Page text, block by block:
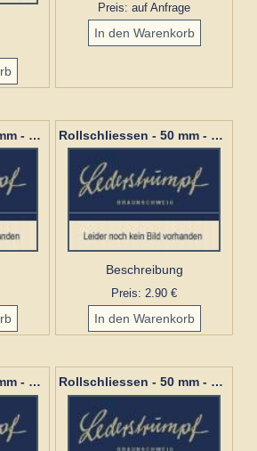
Preis: auf Anfrage
Rollschliessen - 60 mm - 377 Nickel Rollschliessen - 50 mm - 376 Messing
Beschreibung
Preis: 2.90 €
Rollschliessen - 50 mm - 376 Altmessing Rollschliessen - 50 mm - 376 Schwarz